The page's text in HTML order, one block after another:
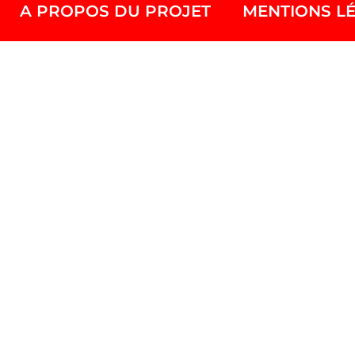
A PROPOS DU PROJET MENTIONS